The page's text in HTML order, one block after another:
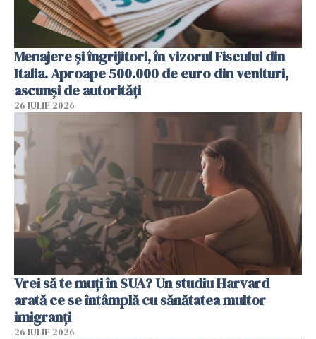
Menajere și îngrijitori, în vizorul Fiscului din
Italia. Aproape 500.000 de euro din venituri,
ascunși de autorități
26 IULIE 2026
Vrei să te muți în SUA? Un studiu Harvard
arată ce se întâmplă cu sănătatea multor
imigranți
26 IULIE 2026